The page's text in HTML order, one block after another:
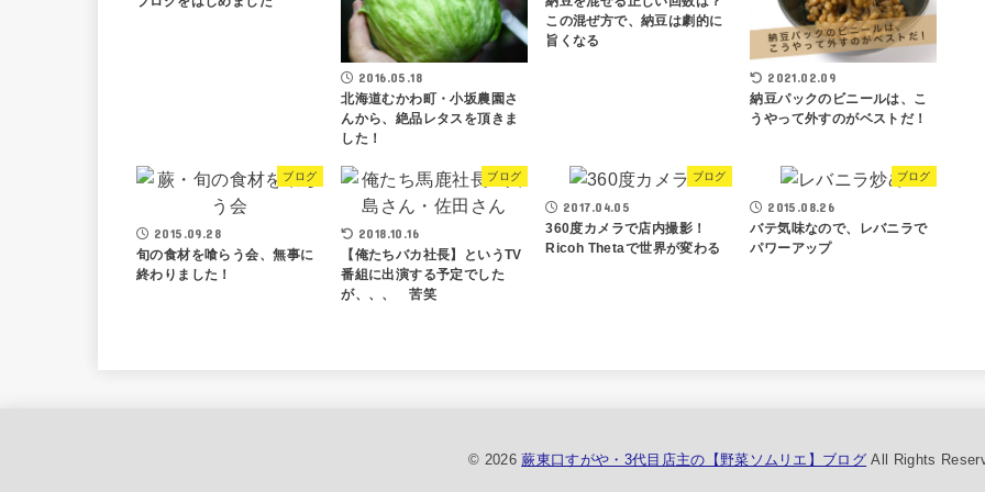
2016.05.18
北海道むかわ町・小坂農園さ
んから、絶品レタスを頂きま
した！
この混ぜ方で、納豆は劇的に
旨くなる
2021.02.09
納豆パックのビニールは、こ
うやって外すのがベストだ！
ブログ
2015.09.28
旬の食材を喰らう会、無事に
終わりました！
ブログ
2018.10.16
【俺たちバカ社長】というTV
番組に出演する予定でした
が、、、 苦笑
ブログ
2017.04.05
360度カメラで店内撮影！
Ricoh Thetaで世界が変わる
ブログ
2015.08.26
バテ気味なので、レバニラで
パワーアップ
© 2026蕨東口すがや・3代目店主の【野菜ソムリエ】ブログ All Rights